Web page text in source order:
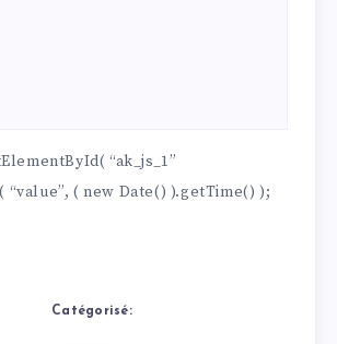
“ak_js_1”
( new Date() ).getTime() );
Catégorisé: